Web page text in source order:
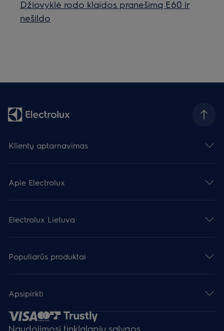
Džiovyklė rodo klaidos pranešimą E60 ir
nešildo
Klientų aptarnavimas
Apie Electrolux
Electrolux Lietuva
Populiarūs produktai
Apsipirkti
Naudojimosi tinklalapiu sąlygos